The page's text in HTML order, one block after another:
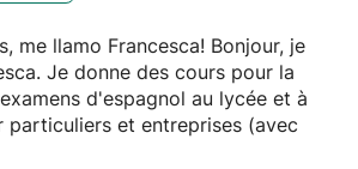
me llamo Francesca! Bonjour, je
Je donne des cours pour la
d'espagnol au lycée et à
particuliers et entreprises (avec